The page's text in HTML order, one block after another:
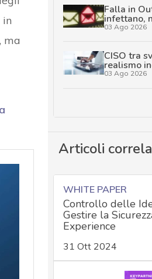
in
ma
Falla in
infettano,
03 Ago 2026
CISO tra
realismo
03 Ago 2026
Articoli
WHITE PAPER
Controllo delle
Gestire la
Experience
31 Ott 2024